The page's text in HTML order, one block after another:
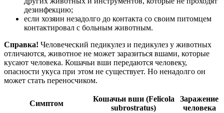
дезинфекцию;
если хозяин незадолго до контакта со своим питомцем
контактировал с больным животным.
Справка! Человеческий педикулез и педикулез у животных
отличаются, животное не может заразиться вшами, которые
кусают человека. Кошачьи вши передаются человеку,
опасности укуса при этом не существует. Но ненадолго он
может стать переносчиком.
Симптом
Кошачьи вши (Felicola
subrostratus)
Заражение
человека